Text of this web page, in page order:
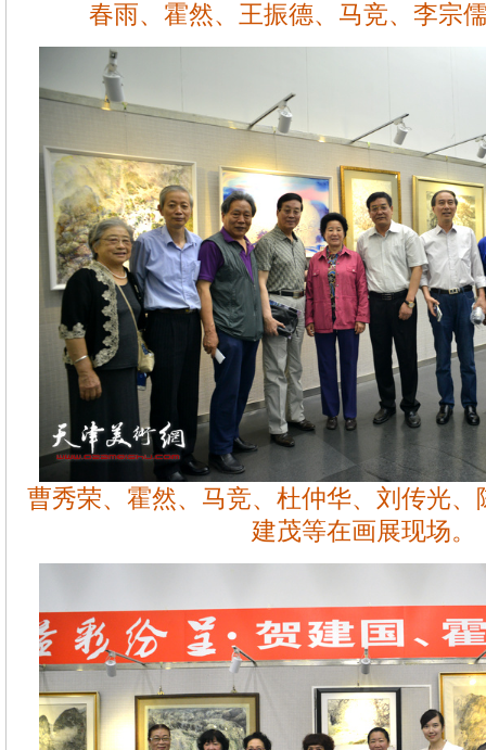
春雨、霍然、王振德、马竞、李宗
曹秀荣、霍然、马竞、杜仲华、刘传光
建茂等在画展现场。